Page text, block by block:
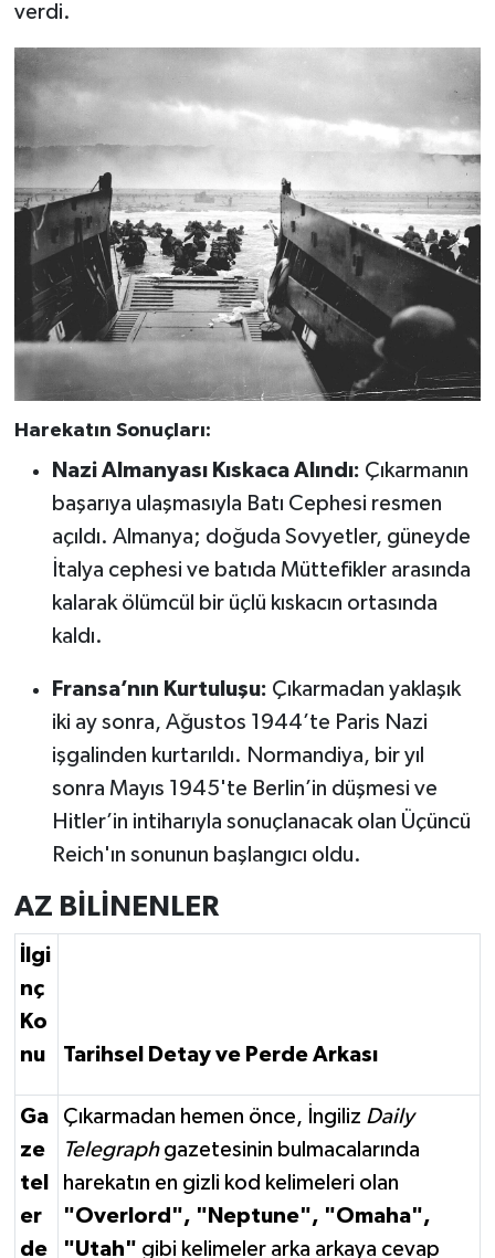
verdi.
Harekatın Sonuçları:
Nazi Almanyası Kıskaca Alındı: Çıkarmanın
başarıya ulaşmasıyla Batı Cephesi resmen
açıldı. Almanya; doğuda Sovyetler, güneyde
İtalya cephesi ve batıda Müttefikler arasında
kalarak ölümcül bir üçlü kıskacın ortasında
kaldı.
Fransa’nın Kurtuluşu: Çıkarmadan yaklaşık
iki ay sonra, Ağustos 1944’te Paris Nazi
işgalinden kurtarıldı. Normandiya, bir yıl
sonra Mayıs 1945'te Berlin’in düşmesi ve
Hitler’in intiharıyla sonuçlanacak olan Üçüncü
Reich'ın sonunun başlangıcı oldu.
AZ BİLİNENLER
İlgi
nç
Ko
nu
Tarihsel Detay ve Perde Arkası
Ga
ze
tel
er
de
Çıkarmadan hemen önce, İngiliz Daily
Telegraphgazetesinin bulmacalarında
harekatın en gizli kod kelimeleri olan
"Overlord", "Neptune", "Omaha",
"Utah" gibi kelimeler arka arkaya cevap